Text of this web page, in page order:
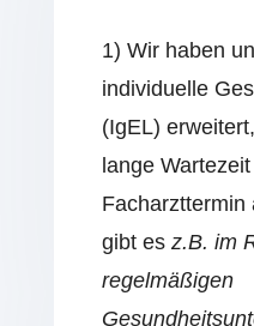
1) Wir haben
individuelle
(IgEL)
lange
Facharzttermin
gibt es z.B. im
regelmäßigen